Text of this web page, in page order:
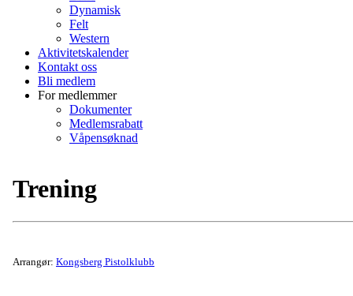
Dynamisk
Felt
Western
Aktivitetskalender
Kontakt oss
Bli medlem
For medlemmer
Dokumenter
Medlemsrabatt
Våpensøknad
Trening
Arrangør: Kongsberg Pistolklubb